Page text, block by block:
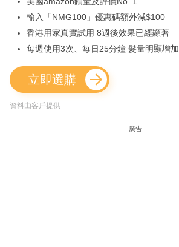
輸入「NMG100」優惠碼額外減$100
香港用家真實試用 8週後效果已經顯著
每週使用3次、每日25分鐘 髮量明顯增加
立即選購
資料由客戶提供
廣告